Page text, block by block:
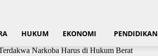
HUKUM EKONOMI PENDIDIKAN
Narkoba Harus di Hukum Berat